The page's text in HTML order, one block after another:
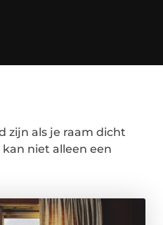
zijn als je raam dicht
niet alleen een